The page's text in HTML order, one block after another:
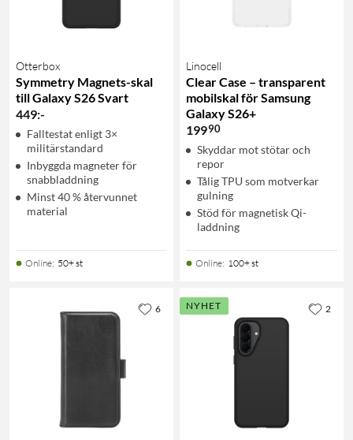
Otterbox
Symmetry Magnets-skal
till Galaxy S26 Svart
449:-
Falltestat enligt 3×
militärstandard
Inbyggda magneter för
snabbladdning
Minst 40 % återvunnet
material
Online: 50+ st
Linocell
Clear Case – transparent
mobilskal för Samsung
Galaxy S26+
19990
Skyddar mot stötar och
repor
Tålig TPU som motverkar
gulning
Stöd för magnetisk Qi-
laddning
Online: 100+ st
6 NYHET 2